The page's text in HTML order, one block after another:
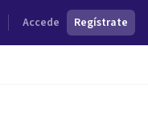
Accede Regístrate